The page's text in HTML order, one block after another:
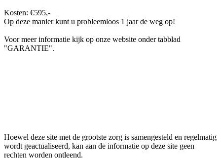
Kosten: €595,-
Op deze manier kunt u probleemloos 1 jaar de weg op!
Voor meer informatie kijk op onze website onder tabblad
"GARANTIE".
Hoewel deze site met de grootste zorg is samengesteld en regelmatig
wordt geactualiseerd, kan aan de informatie op deze site geen
rechten worden ontleend.